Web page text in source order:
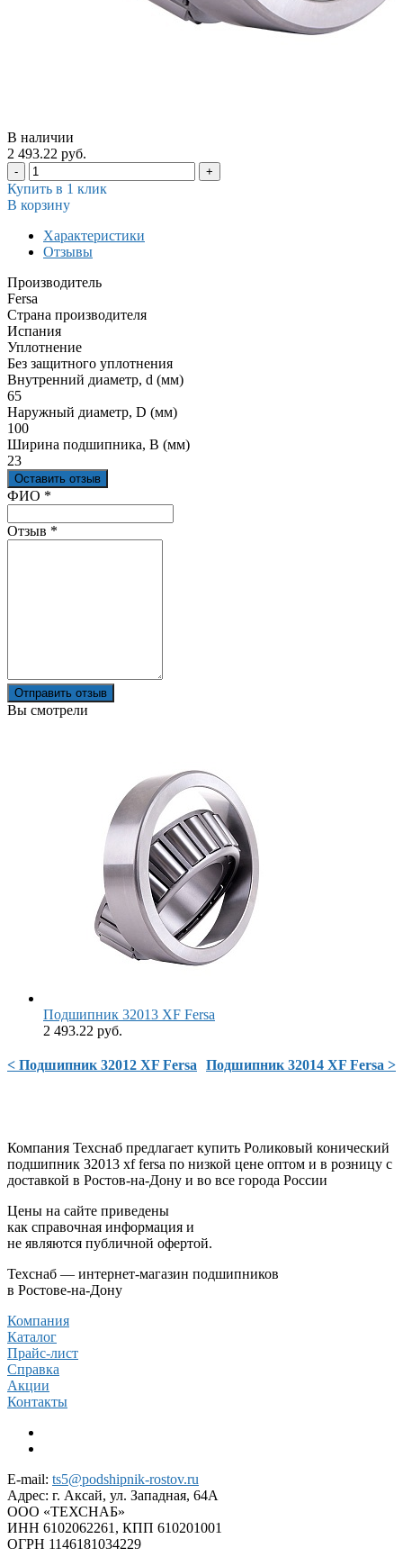
В наличии
2 493.22 руб.
- +
Купить в 1 клик
В корзину
Характеристики
Отзывы
Производитель
Fersa
Страна производителя
Испания
Уплотнение
Без защитного уплотнения
Внутренний диаметр, d (мм)
65
Наружный диаметр, D (мм)
100
Ширина подшипника, B (мм)
23
Оставить отзыв
Ваш отзыв был отправлен!
ФИО *
Отзыв *
Отправить отзыв
Вы смотрели
Подшипник 32013 XF Fersa
2 493.22 руб.
< Подшипник 32012 XF Fersa Подшипник 32014 XF Fersa >
Компания Техснаб предлагает купить Роликовый конический
подшипник 32013 xf fersa по низкой цене оптом и в розницу с
доставкой в Ростов-на-Дону и во все города России
Цены на сайте приведены
как справочная информация и
не являются публичной офертой.
Техснаб — интернет-магазин подшипников
в Ростове-на-Дону
Компания
Каталог
Прайс-лист
Справка
Акции
Контакты
E-mail: ts5@podshipnik-rostov.ru
Адрес: г. Аксай, ул. Западная, 64А
ООО «ТЕХСНАБ»
ИНН 6102062261, КПП 610201001
ОГРН 1146181034229